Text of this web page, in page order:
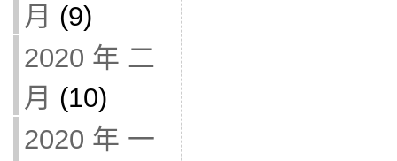
月 (9)
2020 年 二
月 (10)
2020 年 一